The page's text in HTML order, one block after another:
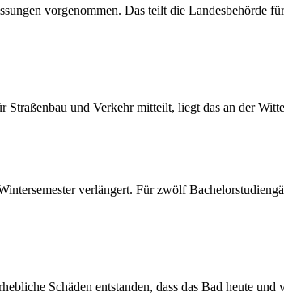
vorgenommen. Das teilt die Landesbehörde
und Verkehr mitteilt, liegt das an der
verlängert. Für zwölf
Schäden entstanden, dass das Bad heute und